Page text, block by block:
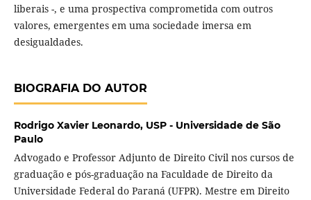
liberais -, e uma prospectiva comprometida com outros
valores, emergentes em uma sociedade imersa em
desigualdades.
BIOGRAFIA DO AUTOR
Rodrigo Xavier Leonardo, USP - Universidade de São
Paulo
Advogado e Professor Adjunto de Direito Civil nos cursos de
graduação e pós-graduação na Faculdade de Direito da
Universidade Federal do Paraná (UFPR). Mestre em Direito